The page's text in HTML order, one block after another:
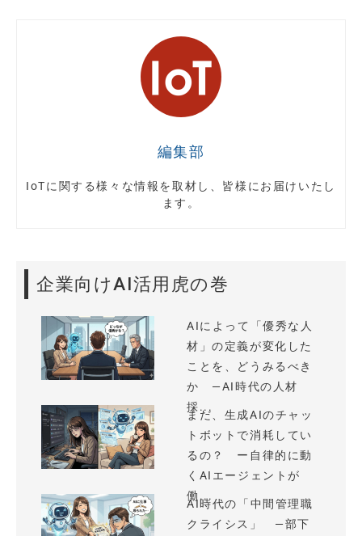
編集部
IoTに関する様々な情報を取材し、皆様にお届けいたし
ます。
企業向けAI活用虎の巻
AIによって「優秀な人
材」の定義が変化した
ことを、どうみるべき
か —AI時代の人材
採...
まだ、生成AIのチャッ
トボットで消耗してい
るの？ ー自律的に動
くAIエージェントが
働...
AI時代の「中間管理職
クライシス」 —部下